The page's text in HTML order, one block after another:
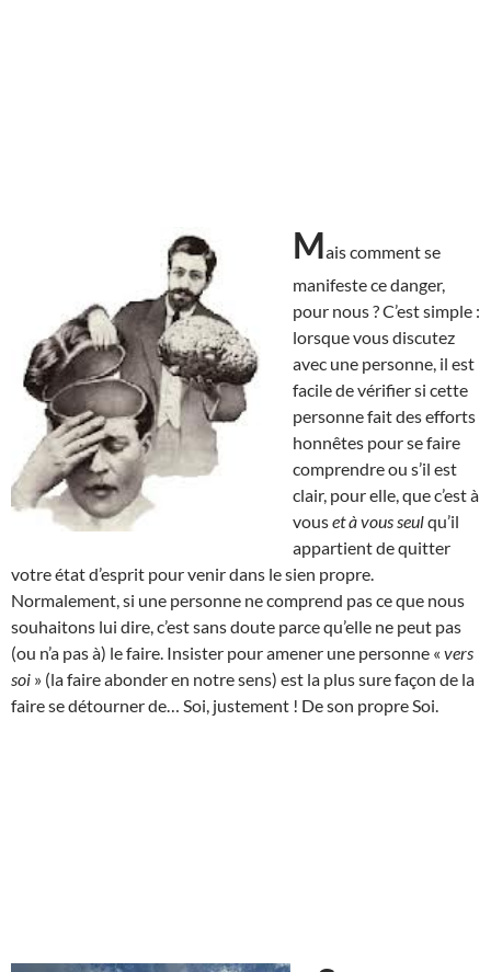
Mais comment se
manifeste ce danger,
pour nous ? C’est simple :
lorsque vous discutez
avec une personne, il est
facile de vérifier si cette
personne fait des efforts
honnêtes pour se faire
comprendre ou s’il est
clair, pour elle, que c’est à
vouset à vous seulqu’il
appartient de quitter
votre état d’esprit pour venir dans le sien propre.
Normalement, si une personne ne comprend pas ce que nous
souhaitons lui dire, c’est sans doute parce qu’elle ne peut pas
(ou n’a pas à) le faire. Insister pour amener une personne « vers
soi » (la faire abonder en notre sens) est la plus sure façon de la
faire se détourner de… Soi, justement ! De son propre Soi.